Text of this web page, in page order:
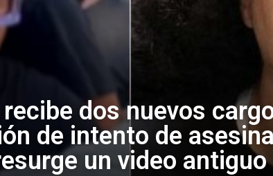
dos nuevos
de intento de
un video antiguo